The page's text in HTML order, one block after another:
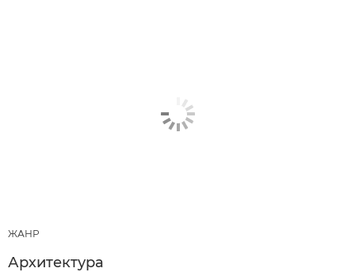
ЖАНР
Архитектура